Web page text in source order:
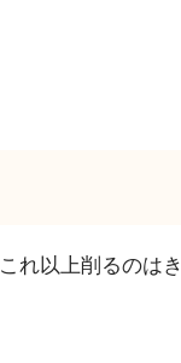
れ以上削るのはき